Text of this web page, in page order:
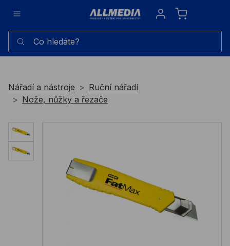
Sign in
Co hledáte?
Nářadí a nástroje
Ruční nářadí
Nože, nůžky a řezače